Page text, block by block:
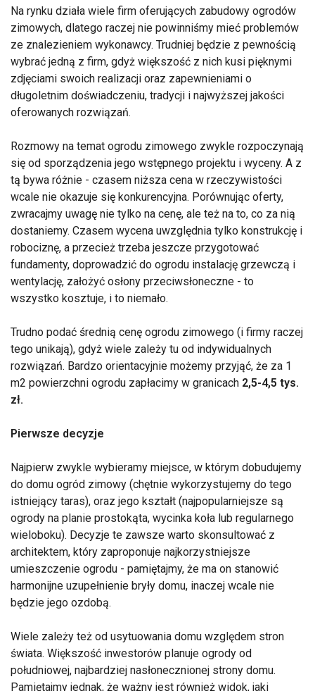
Na rynku działa wiele firm oferujących zabudowy ogrodów
zimowych, dlatego raczej nie powinniśmy mieć problemów
ze znalezieniem wykonawcy. Trudniej będzie z pewnością
wybrać jedną z firm, gdyż większość z nich kusi pięknymi
zdjęciami swoich realizacji oraz zapewnieniami o
długoletnim doświadczeniu, tradycji i najwyższej jakości
oferowanych rozwiązań.
Rozmowy na temat ogrodu zimowego zwykle rozpoczynają
się od sporządzenia jego wstępnego projektu i wyceny. A z
tą bywa różnie - czasem niższa cena w rzeczywistości
wcale nie okazuje się konkurencyjna. Porównując oferty,
zwracajmy uwagę nie tylko na cenę, ale też na to, co za nią
dostaniemy. Czasem wycena uwzględnia tylko konstrukcję i
robociznę, a przecież trzeba jeszcze przygotować
fundamenty, doprowadzić do ogrodu instalację grzewczą i
wentylację, założyć osłony przeciwsłoneczne - to
wszystko kosztuje, i to niemało.
Trudno podać średnią cenę ogrodu zimowego (i firmy raczej
tego unikają), gdyż wiele zależy tu od indywidualnych
rozwiązań. Bardzo orientacyjnie możemy przyjąć, że za 1
m2 powierzchni ogrodu zapłacimy w granicach 2,5-4,5 tys.
zł.
Pierwsze decyzje
Najpierw zwykle wybieramy miejsce, w którym dobudujemy
do domu ogród zimowy (chętnie wykorzystujemy do tego
istniejący taras), oraz jego kształt (najpopularniejsze są
ogrody na planie prostokąta, wycinka koła lub regularnego
wieloboku). Decyzje te zawsze warto skonsultować z
architektem, który zaproponuje najkorzystniejsze
umieszczenie ogrodu - pamiętajmy, że ma on stanowić
harmonijne uzupełnienie bryły domu, inaczej wcale nie
będzie jego ozdobą.
Wiele zależy też od usytuowania domu względem stron
świata. Większość inwestorów planuje ogrody od
południowej, najbardziej nasłonecznionej strony domu.
Pamiętajmy jednak, że ważny jest również widok, jaki